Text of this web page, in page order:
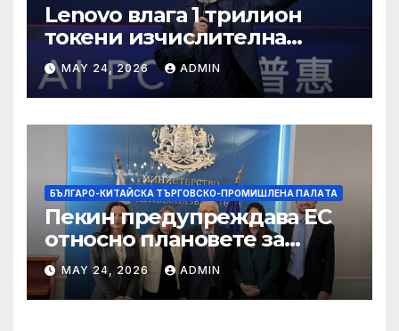
Lenovo влага 1 трилион
токени изчислителна
мощност в AI екосистемата
MAY 24, 2026 ADMIN
БЪЛГАРО-КИТАЙСКА ТЪРГОВСКО-ПРОМИШЛЕНА ПАЛAТА
Пекин предупреждава ЕС
относно плановете за
насочване към китайски
продукти
MAY 24, 2026 ADMIN